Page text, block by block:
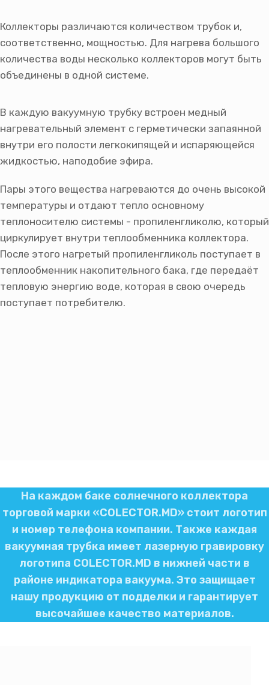
Коллекторы различаются количеством трубок и,
соответственно, мощностью. Для нагрева большого
количества воды несколько коллекторов могут быть
объединены в одной системе.
В каждую вакуумную трубку встроен медный
нагревательный элемент с герметически запаянной
внутри его полости легкокипящей и испаряющейся
жидкостью, наподобие эфира.
Пары этого вещества нагреваются до очень высокой
температуры и отдают тепло основному
теплоносителю системы - пропиленгликолю, который
циркулирует внутри теплообменника коллектора.
После этого нагретый пропиленгликоль поступает в
теплообменник накопительного бака, где передаёт
тепловую энергию воде, которая в свою очередь
поступает потребителю.
На каждом баке солнечного коллектора
торговой марки «COLECTOR.MD» стоит логотип
и номер телефона компании. Также каждая
вакуумная трубка имеет лазерную гравировку
логотипа COLECTOR.MD в нижней части в
районе индикатора вакуума. Это защищает
нашу продукцию от подделки и гарантирует
высочайшее качество материалов.